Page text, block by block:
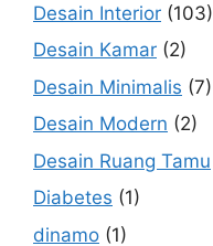
Desain Interior (103)
Desain Kamar (2)
Desain Minimalis (7)
Desain Modern (2)
Desain Ruang Tamu
Diabetes (1)
dinamo (1)